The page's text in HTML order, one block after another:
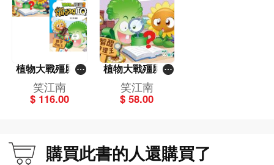
植物大戰殭屍2-
爛gag IQ題套裝
（一套2冊）
笑江南
$ 116.00
植物大戰殭屍2-
爛gag IQ題（1）
智醒推理王
笑江南
$ 58.00
購買此書的人還購買了